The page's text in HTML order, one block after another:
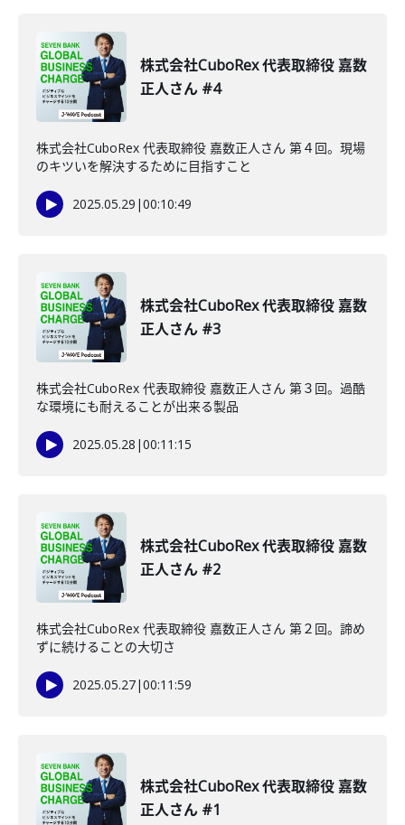
株式会社CuboRex 代表取締役 嘉数
正人さん #4
株式会社CuboRex 代表取締役 嘉数正人さん 第４回。現場
のキツいを解決するために目指すこと
2025.05.29 |00:10:49
株式会社CuboRex 代表取締役 嘉数
正人さん #3
株式会社CuboRex 代表取締役 嘉数正人さん 第３回。過酷
な環境にも耐えることが出来る製品
2025.05.28 |00:11:15
株式会社CuboRex 代表取締役 嘉数
正人さん #2
株式会社CuboRex 代表取締役 嘉数正人さん 第２回。諦め
ずに続けることの大切さ
2025.05.27|00:11:59
株式会社CuboRex 代表取締役 嘉数
正人さん #1